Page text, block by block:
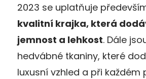
2023 se uplatňuje
kvalitní krajka, která
jemnost a lehkost. Dále
hedvábné tkaniny, které
luxusní vzhled a při každém